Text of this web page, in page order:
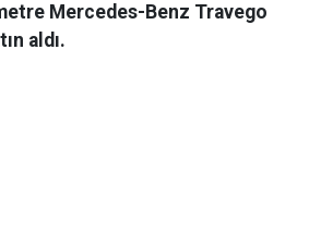
Mercedes-Benz Travego
aldı.